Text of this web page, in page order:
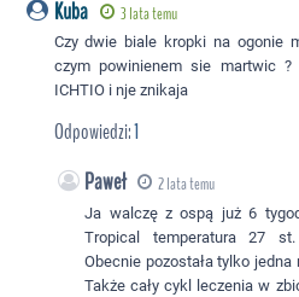
Kuba 3 lata temu
Czy dwie biale kropki na ogonie
czym powinienem sie martwic
ICHTIO i nje znikaja
Odpowiedzi:1
Paweł 2 lata temu
Ja walczę z ospą już 6
Tropical temperatura 27
Obecnie pozostała tylko
Także cały cykl leczenia w